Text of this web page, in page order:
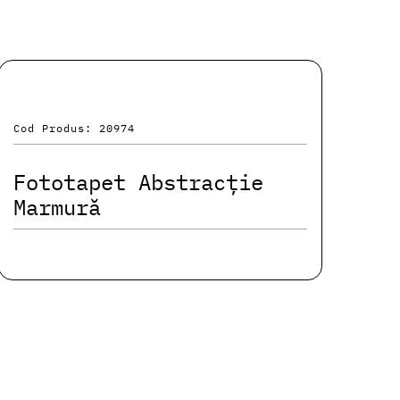
Cod Produs: 20974
Fototapet Abstracție
Marmură